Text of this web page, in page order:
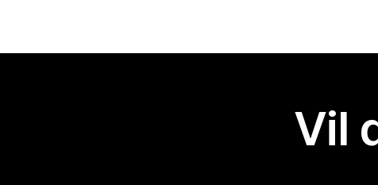
Vil